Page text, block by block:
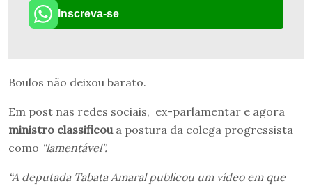
Inscreva-se
Boulos não deixou barato.
Em post nas redes sociais, ex-parlamentar e agora
ministro classificou a postura da colega progressista
como “lamentável”.
“A deputada Tabata Amaral publicou um vídeo em que